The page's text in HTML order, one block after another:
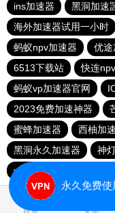
ins加速器
黑洞加速
海外加速器试用一小时
蚂蚁npv加速器
优途
6513下载站
快连
蚂蚁vp加速器官网
2023免费加速神器
蜜蜂加速器
西柚加
黑洞永久加速器
神
vp免费加速
首页 安卓
永久免费